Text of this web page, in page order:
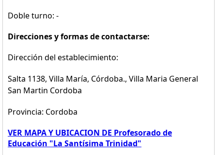
Doble turno: -
Direcciones y formas de contactarse:
Dirección del establecimiento:
Salta 1138, Villa María, Córdoba., Villa Maria General
San Martin Cordoba
Provincia: Cordoba
VER MAPA Y UBICACION DE Profesorado de
Educación "La Santísima Trinidad"